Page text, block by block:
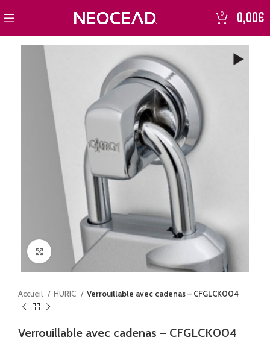
0 0,00€
Click to enlarge
Accueil HURIC Verrouillable avec cadenas – CFGLCK004
Verrouillable avec cadenas – CFGLCK004